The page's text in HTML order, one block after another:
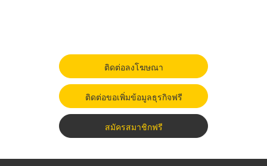
ติดต่อลงโฆษณา
ติดต่อขอเพิ่มข้อมูลธุรกิจฟรี
สมัครสมาชิกฟรี